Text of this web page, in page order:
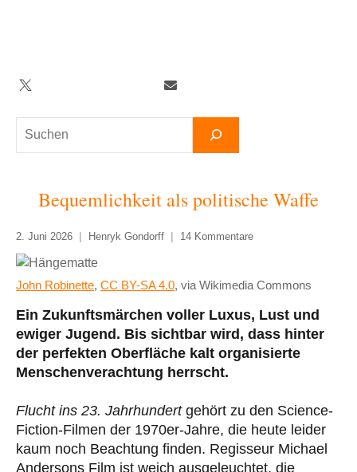
Suchen
Twitter TelegramNewsletter
Bequemlichkeit als politische Waffe
2. Juni 2026 Henryk Gondorff 14 Kommentare
John Robinette, CC BY-SA 4.0, via Wikimedia Commons
Ein Zukunftsmärchen voller Luxus, Lust und
ewiger Jugend. Bis sichtbar wird, dass hinter
der perfekten Oberfläche kalt organisierte
Menschenverachtung herrscht.
Flucht ins 23. Jahrhundertgehört zu den Science-
Fiction-Filmen der 1970er-Jahre, die heute leider
kaum noch Beachtung finden. Regisseur Michael
Andersons Film ist weich ausgeleuchtet, die